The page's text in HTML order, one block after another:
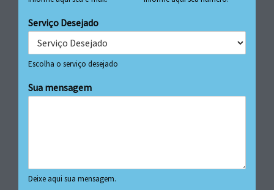
Serviço Desejado
Escolha o serviço desejado
Sua mensagem
Deixe aqui sua mensagem.